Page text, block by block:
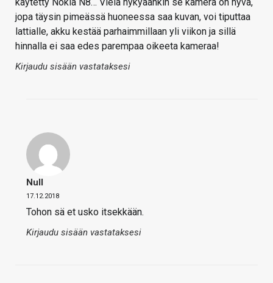
jopa täysin pimeässä huoneessa saa kuvan, voi tiputtaa
lattialle, akku kestää parhaimmillaan yli viikon ja sillä
hinnalla ei saa edes parempaa oikeeta kameraa!
Kirjaudu sisään vastataksesi
Null
17.12.2018
Tohon sä et usko itsekkään.
Kirjaudu sisään vastataksesi